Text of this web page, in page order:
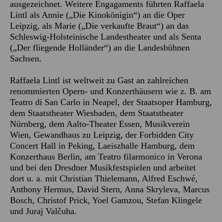
ausgezeichnet. Weitere Engagaments führten Raffaela
Lintl als Annie („Die Kinokönigin“) an die Oper
Leipzig, als Marie („Die verkaufte Braut“) an das
Schleswig-Holsteinische Landestheater und als Senta
(„Der fliegende Holländer“) an die Landesbühnen
Sachsen.
Raffaela Lintl ist weltweit zu Gast an zahlreichen
renommierten Opern- und Konzerthäusern wie z. B. am
Teatro di San Carlo in Neapel, der Staatsoper Hamburg,
dem Staatstheater Wiesbaden, dem Staatstheater
Nürnberg, dem Aalto-Theater Essen, Musikverein
Wien, Gewandhaus zu Leipzig, der Forbidden City
Concert Hall in Peking, Laeiszhalle Hamburg, dem
Konzerthaus Berlin, am Teatro filarmonico in Verona
und bei den Dresdner Musikfestspielen und arbeitet
dort u. a. mit Christian Thielemann, Alfred Eschwé,
Anthony Hermus, David Stern, Anna Skryleva, Marcus
Bosch, Christof Prick, Yoel Gamzou, Stefan Klingele
und Juraj Valčuha.